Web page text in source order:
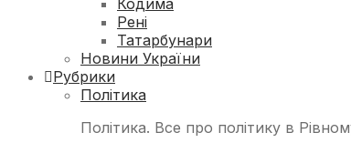
Кодима
Рені
Татарбунари
Новини України
Рубрики
Політика
Політика. Все про політику в